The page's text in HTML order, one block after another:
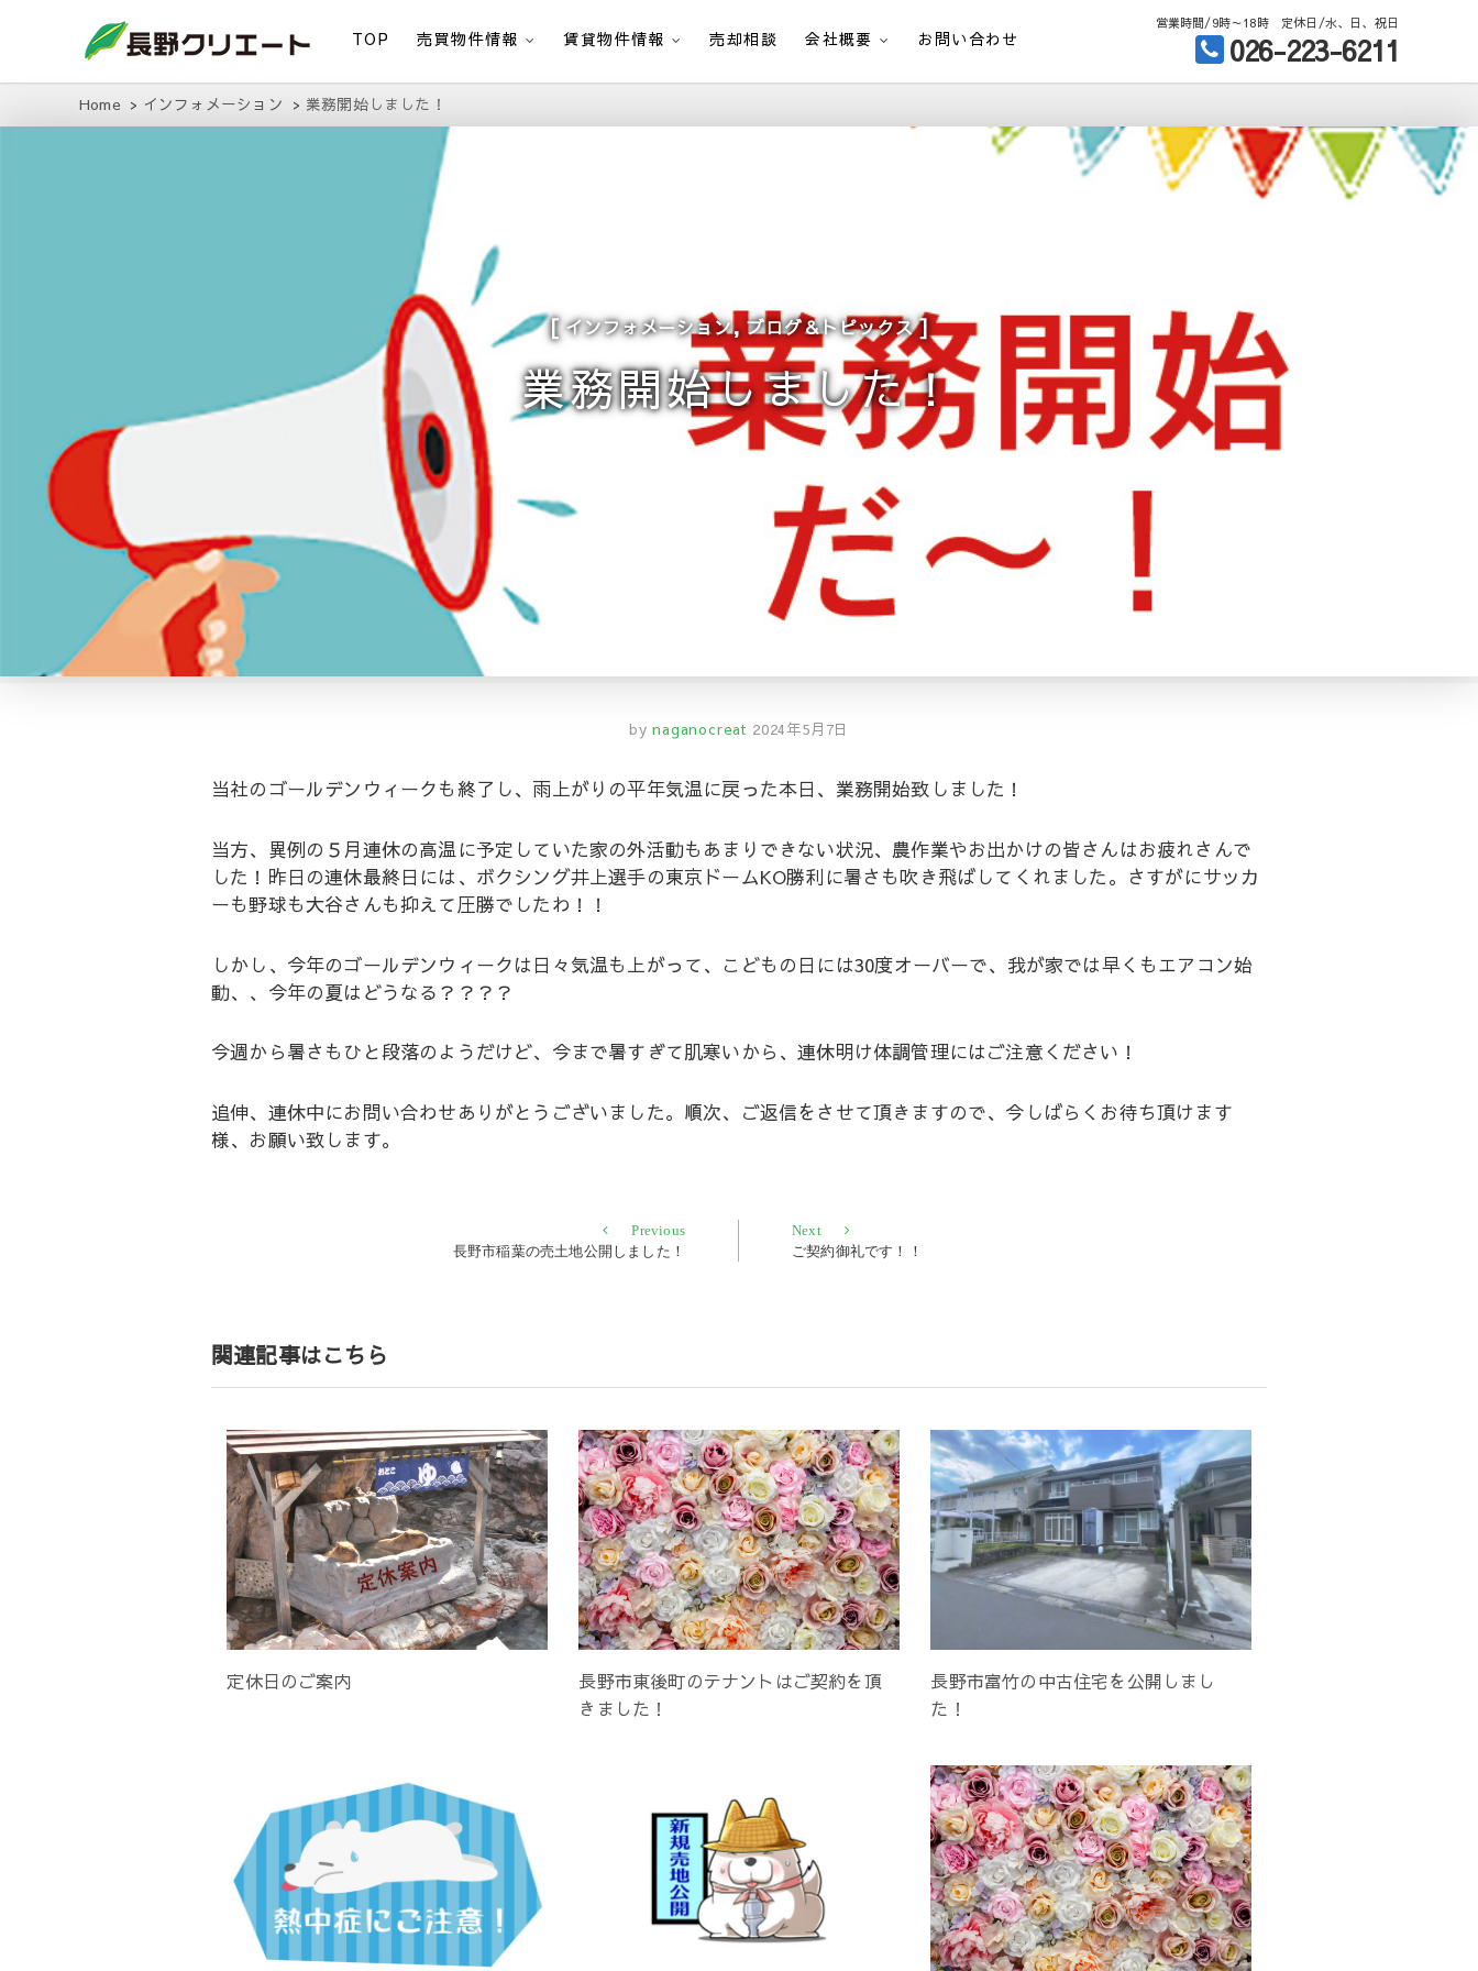
長野クリエート
TOP 売買物件情報 賃貸物件情報 売却相談 会社概要 お問い合わせ
営業時間/9時～18時 定休日/水、日、祝日
026-223-6211
Home インフォメーション 業務開始しました！
インフォメーション,ブログ＆トピックス
業務開始しました！
by naganocreat 2024年5月7日
当社のゴールデンウィークも終了し、雨上がりの平年気温に戻った本日、業務開始致しました！
当方、異例の５月連休の高温に予定していた家の外活動もあまりできない状況、農作業やお出かけの皆さんはお疲れさんで
した！昨日の連休最終日には、ボクシング井上選手の東京ドームKO勝利に暑さも吹き飛ばしてくれました。さすがにサッカ
ーも野球も大谷さんも抑えて圧勝でしたわ！！
しかし、今年のゴールデンウィークは日々気温も上がって、こどもの日には30度オーバーで、我が家では早くもエアコン始
動、、今年の夏はどうなる？？？？
今週から暑さもひと段落のようだけど、今まで暑すぎて肌寒いから、連休明け体調管理にはご注意ください！
追伸、連休中にお問い合わせありがとうございました。順次、ご返信をさせて頂きますので、今しばらくお待ち頂けます
様、お願い致します。
ゲ
ー
シ
ョ
ン
PreviousPrevious
長野市稲葉の売土地公開しました！
Next
post:
ご契約御礼です！！
関連記事はこちら
定休日のご案内
長野市東後町のテナントはご契約を頂
きました！
長野市富竹の中古住宅を公開しまし
た！